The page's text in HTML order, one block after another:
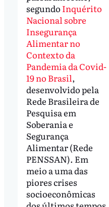
segundo Inquérito
Nacional sobre
Insegurança
Alimentar no
Contexto da
Pandemia da Covid-
19 no Brasil,
desenvolvido pela
Rede Brasileira de
Pesquisa em
Soberania e
Segurança
Alimentar (Rede
PENSSAN). Em
meio a uma das
piores crises
socioeconômicas